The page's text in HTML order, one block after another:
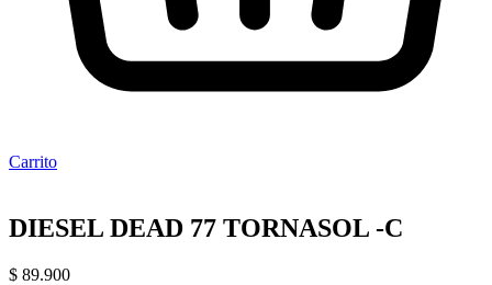
Carrito
DIESEL DEAD 77 TORNASOL -C
$ 89.900